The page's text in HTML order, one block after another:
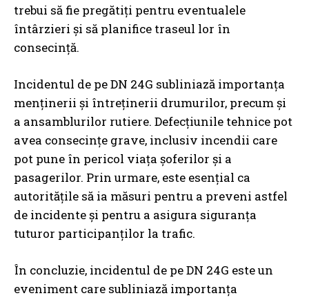
trebui să fie pregătiți pentru eventualele
întârzieri și să planifice traseul lor în
consecință.
Incidentul de pe DN 24G subliniază importanța
menținerii și întreținerii drumurilor, precum și
a ansamblurilor rutiere. Defecțiunile tehnice pot
avea consecințe grave, inclusiv incendii care
pot pune în pericol viața șoferilor și a
pasagerilor. Prin urmare, este esențial ca
autoritățile să ia măsuri pentru a preveni astfel
de incidente și pentru a asigura siguranța
tuturor participanților la trafic.
În concluzie, incidentul de pe DN 24G este un
eveniment care subliniază importanța